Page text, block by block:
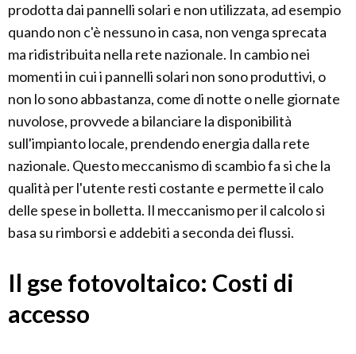
prodotta dai pannelli solari e non utilizzata, ad esempio
quando non c'è nessuno in casa, non venga sprecata
ma ridistribuita nella rete nazionale. In cambio nei
momenti in cui i pannelli solari non sono produttivi, o
non lo sono abbastanza, come di notte o nelle giornate
nuvolose, provvede a bilanciare la disponibilità
sull'impianto locale, prendendo energia dalla rete
nazionale. Questo meccanismo di scambio fa si che la
qualità per l'utente resti costante e permette il calo
delle spese in bolletta. Il meccanismo per il calcolo si
basa su rimborsi e addebiti a seconda dei flussi.
Il gse fotovoltaico: Costi di
accesso